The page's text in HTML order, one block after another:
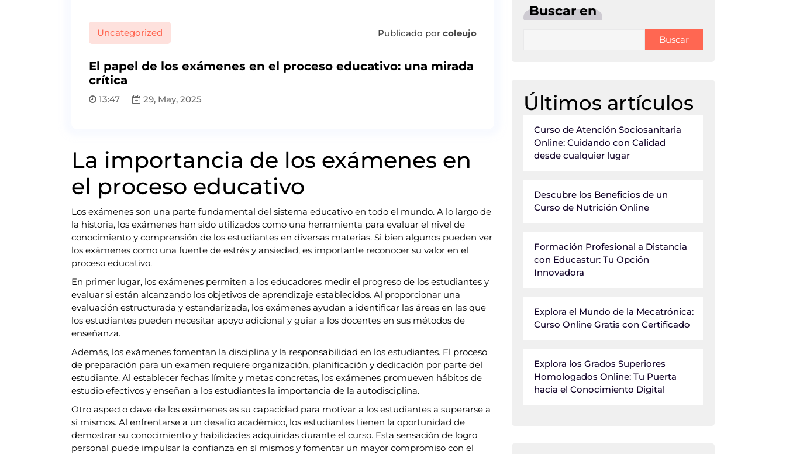
Uncategorized Publicado porcoleujo
El papel de los exámenes en el proceso educativo: una mirada
crítica
13:47 29, May, 2025
La importancia de los exámenes en
el proceso educativo
Los exámenes son una parte fundamental del sistema educativo en todo el mundo. A lo largo de
la historia, los exámenes han sido utilizados como una herramienta para evaluar el nivel de
conocimiento y comprensión de los estudiantes en diversas materias. Si bien algunos pueden ver
los exámenes como una fuente de estrés y ansiedad, es importante reconocer su valor en el
proceso educativo.
En primer lugar, los exámenes permiten a los educadores medir el progreso de los estudiantes y
evaluar si están alcanzando los objetivos de aprendizaje establecidos. Al proporcionar una
evaluación estructurada y estandarizada, los exámenes ayudan a identificar las áreas en las que
los estudiantes pueden necesitar apoyo adicional y guiar a los docentes en sus métodos de
enseñanza.
Además, los exámenes fomentan la disciplina y la responsabilidad en los estudiantes. El proceso
de preparación para un examen requiere organización, planificación y dedicación por parte del
estudiante. Al establecer fechas límite y metas concretas, los exámenes promueven hábitos de
estudio efectivos y enseñan a los estudiantes la importancia de la autodisciplina.
Otro aspecto clave de los exámenes es su capacidad para motivar a los estudiantes a superarse a
sí mismos. Al enfrentarse a un desafío académico, los estudiantes tienen la oportunidad de
demostrar su conocimiento y habilidades adquiridas durante el curso. Esta sensación de logro
personal puede impulsar la confianza en sí mismos y fomentar un mayor compromiso con el
Buscar en
Buscar
Últimos artículos
Curso de Atención Sociosanitaria
Online: Cuidando con Calidad
desde cualquier lugar
Descubre los Beneficios de un
Curso de Nutrición Online
Formación Profesional a Distancia
con Educastur: Tu Opción
Innovadora
Explora el Mundo de la Mecatrónica:
Curso Online Gratis con Certificado
Explora los Grados Superiores
Homologados Online: Tu Puerta
hacia el Conocimiento Digital